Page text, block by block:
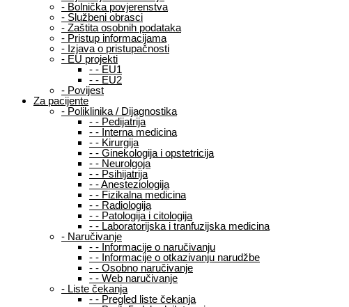
- Bolnička povjerenstva
- Službeni obrasci
- Zaštita osobnih podataka
- Pristup informacijama
- Izjava o pristupačnosti
- EU projekti
- - EU1
- - EU2
- Povijest
Za pacijente
- Poliklinika / Dijagnostika
- - Pedijatrija
- - Interna medicina
- - Kirurgija
- - Ginekologija i opstetricija
- - Neurolgoja
- - Psihijatrija
- -Anesteziologija
- - Fizikalna medicina
- - Radiologija
- - Patologija i citologija
- - Laboratorijska i tranfuzijska medicina
- Naručivanje
- - Informacije o naručivanju
- - Informacije o otkazivanju narudžbe
- - Osobno naručivanje
- - Web naručivanje
- Liste čekanja
- - Pregled liste čekanja